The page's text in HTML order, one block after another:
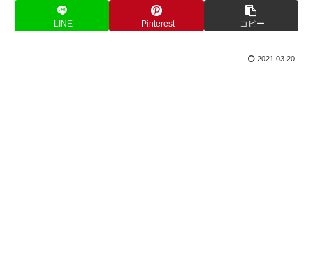
LINE Pinterest コピー
2021.03.20